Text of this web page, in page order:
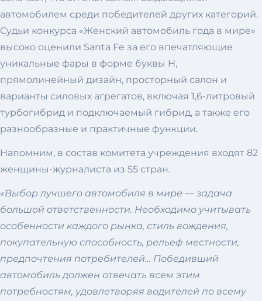
автомобилем среди победителей других категорий.
Судьи конкурса «Женский автомобиль года в мире»
высоко оценили Santa Fe за его впечатляющие
уникальные фары в форме буквы H,
прямолинейный дизайн, просторный салон и
варианты силовых агрегатов, включая 1,6-литровый
турбогибрид и подключаемый гибрид, а также его
разнообразные и практичные функции.
Напомним, в состав комитета учреждения входят 82
женщины-журналиста из 55 стран.
«Выбор лучшего автомобиля в мире — задача
большой ответственности. Необходимо учитывать
особенности каждого рынка, стиль вождения,
покупательную способность, рельеф местности,
предпочтения потребителей… Победивший
автомобиль должен отвечать всем этим
потребностям, удовлетворяя водителей по всему